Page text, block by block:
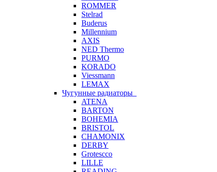
ROMMER
Stelrad
Buderus
Millennium
AXIS
NED Thermo
PURMO
KORADO
Viessmann
LEMAX
Чугунные радиаторы
ATENA
BARTON
BOHEMIA
BRISTOL
CHAMONIX
DERBY
Grotescco
LILLE